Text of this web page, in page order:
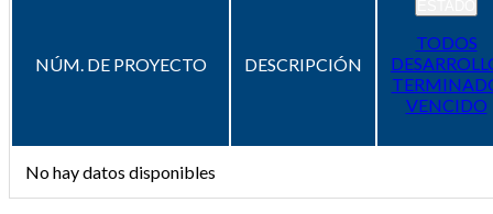
NÚM. DE PROYECTO DESCRIPCIÓN
TODOS
VENCIDO
No hay datos disponibles